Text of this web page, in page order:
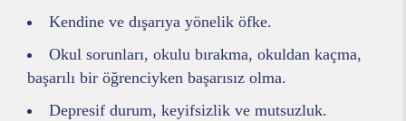
Kendine ve dışarıya yönelik öfke.
Okul sorunları, okulu bırakma, okuldan kaçma,
başarılı bir öğrenciyken başarısız olma.
Depresif durum, keyifsizlik ve mutsuzluk.